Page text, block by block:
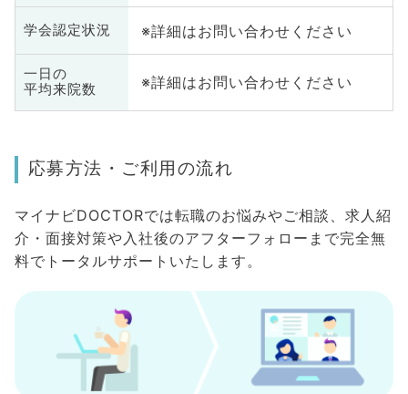
学会認定状況 ※詳細はお問い合わせください
一日の
平均来院数
※詳細はお問い合わせください
応募方法・ご利用の流れ
マイナビDOCTORでは転職のお悩みやご相談、求人紹
介・面接対策や入社後のアフターフォローまで完全無
料でトータルサポートいたします。